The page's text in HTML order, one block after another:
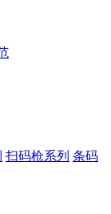
扫码枪系列 条码